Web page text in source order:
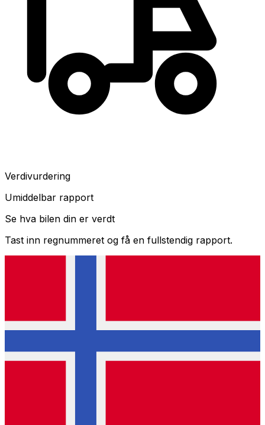
Verdivurdering
Umiddelbar rapport
Se hva bilen din er verdt
Tast inn regnummeret og få en fullstendig rapport.